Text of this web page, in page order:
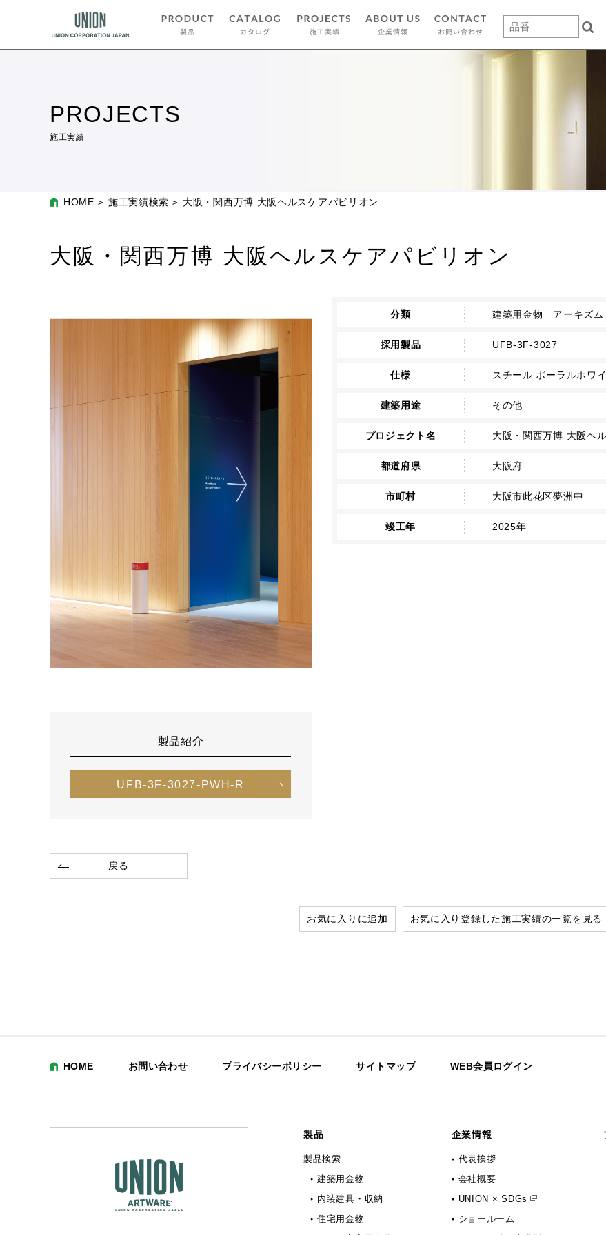
PROJECTS
施工実績
HOME 施工実績検索 大阪・関西万博 大阪ヘルスケアパビリオン
大阪・関西万博 大阪ヘルスケアパビリオン
製品紹介
UFB-3F-3027-PWH-R
分類 建築用金物 アーキズム
採用製品 UFB-3F-3027
仕様 スチール ポーラルホワ
建築用途 その他
プロジェクト名 大阪・関西万博 大阪ヘ
都道府県 大阪府
市町村 大阪市此花区夢洲中
竣工年 2025年
戻る
お気に入りに追加 お気に入り登録した施工実績の一覧を見る
HOME お問い合わせ プライバシーポリシー サイトマップ WEB会員ログイン
製品
製品検索
建築用金物
内装建具・収納
住宅用金物
企業情報
代表挨拶
会社概要
UNION × SDGs
ショールーム